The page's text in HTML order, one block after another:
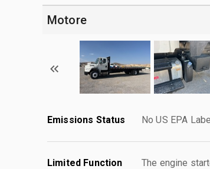
Motore
Emissions Status No US EPA
Limited Function
The engine